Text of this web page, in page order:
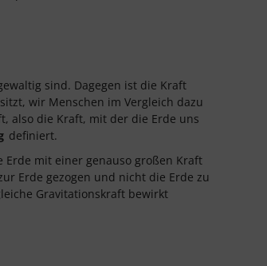
sind. Dagegen ist die Kraft
wir Menschen im Vergleich dazu
also die Kraft, mit der die Erde uns
definiert.
Erde mit einer genauso großen Kraft
Erde gezogen und nicht die Erde zu
Gravitationskraft bewirkt